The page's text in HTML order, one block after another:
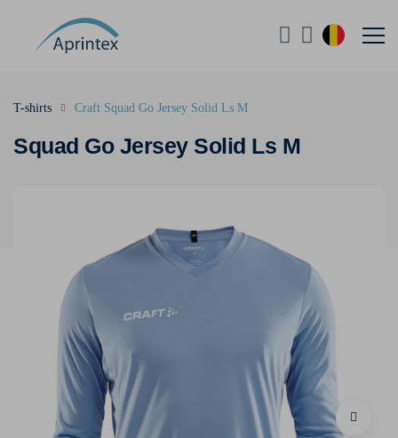
Squad Go Jersey Solid Ls M
T-shirts Craft Squad Go Jersey Solid Ls M